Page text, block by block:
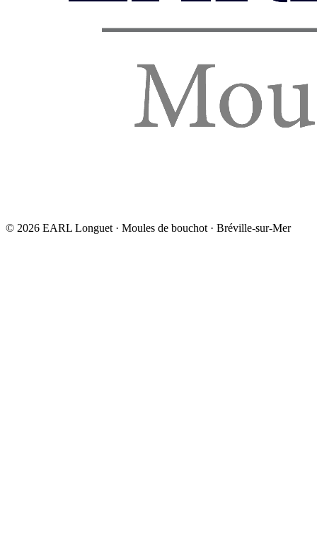
© 2026 EARL Longuet · Moules de bouchot · Bréville-sur-Mer